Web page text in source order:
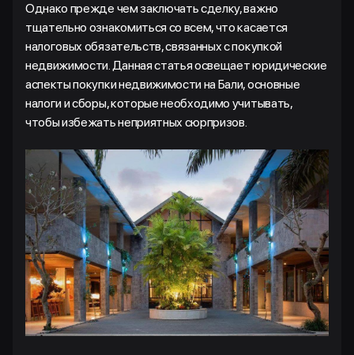
Однако прежде чем заключать сделку, важно
тщательно ознакомиться со всем, что касается
налоговых обязательств, связанных с покупкой
недвижимости. Данная статья освещает юридические
аспекты покупки недвижимости на Бали, основные
налоги и сборы, которые необходимо учитывать,
чтобы избежать неприятных сюрпризов.